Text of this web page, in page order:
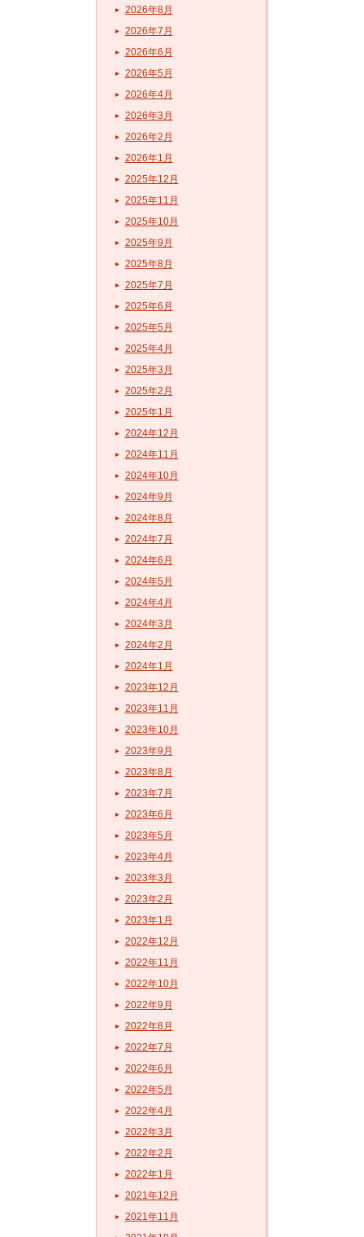
2026年8月
2026年7月
2026年6月
2026年5月
2026年4月
2026年3月
2026年2月
2026年1月
2025年12月
2025年11月
2025年10月
2025年9月
2025年8月
2025年7月
2025年6月
2025年5月
2025年4月
2025年3月
2025年2月
2025年1月
2024年12月
2024年11月
2024年10月
2024年9月
2024年8月
2024年7月
2024年6月
2024年5月
2024年4月
2024年3月
2024年2月
2024年1月
2023年12月
2023年11月
2023年10月
2023年9月
2023年8月
2023年7月
2023年6月
2023年5月
2023年4月
2023年3月
2023年2月
2023年1月
2022年12月
2022年11月
2022年10月
2022年9月
2022年8月
2022年7月
2022年6月
2022年5月
2022年4月
2022年3月
2022年2月
2022年1月
2021年12月
2021年11月